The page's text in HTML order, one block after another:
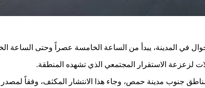
في المدينة، يبدأ من الساعة الخامسة عصراً وحتى الساعة
لزعزعة الاستقرار المجتمعي الذي تشهده المنطقة.
جنوب مدينة حمص، وجاء هذا الانتشار المكثف، وفقاً لمصدر